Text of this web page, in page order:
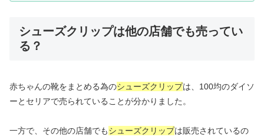
シューズクリップは他の店舗でも売ってい
る？
赤ちゃんの靴をまとめる為のシューズクリップは、100均のダイソ
ーとセリアで売られていることが分かりました。
一方で、その他の店舗でもシューズクリップは販売されているの